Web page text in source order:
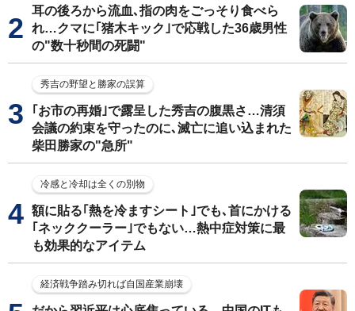
耳の後ろから流血､指の肉をごっそり食べら
れ…クマに｢猪木キック｣で応戦した36歳男性
の"数十秒間の死闘"
秀吉の野望と勝家の誤算
｢お市の再婚｣で露呈した秀吉の腹黒さ…清須
会議の約束を守ったのに､滅亡に追い込まれた
柴田勝家の"急所"
冷感と冷却は全くの別物
額に貼る｢熱を冷ますシート｣でも､首にかける
｢ネッククーラー｣でもない…熱中症対策に最
も効果的なアイテム
経済戦争踏み切れば自国産業崩壊